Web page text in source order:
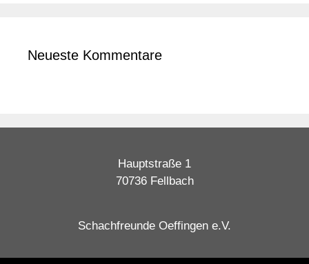
Neueste Kommentare
Hauptstraße 1
70736 Fellbach
Schachfreunde Oeffingen e.V.